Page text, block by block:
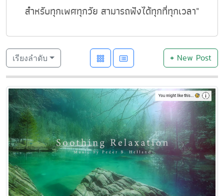
สำหรับทุกเพศทุกวัย สามารถฟังได้ทุกที่ทุกเวลา"
เรียงลำดับ +New Post